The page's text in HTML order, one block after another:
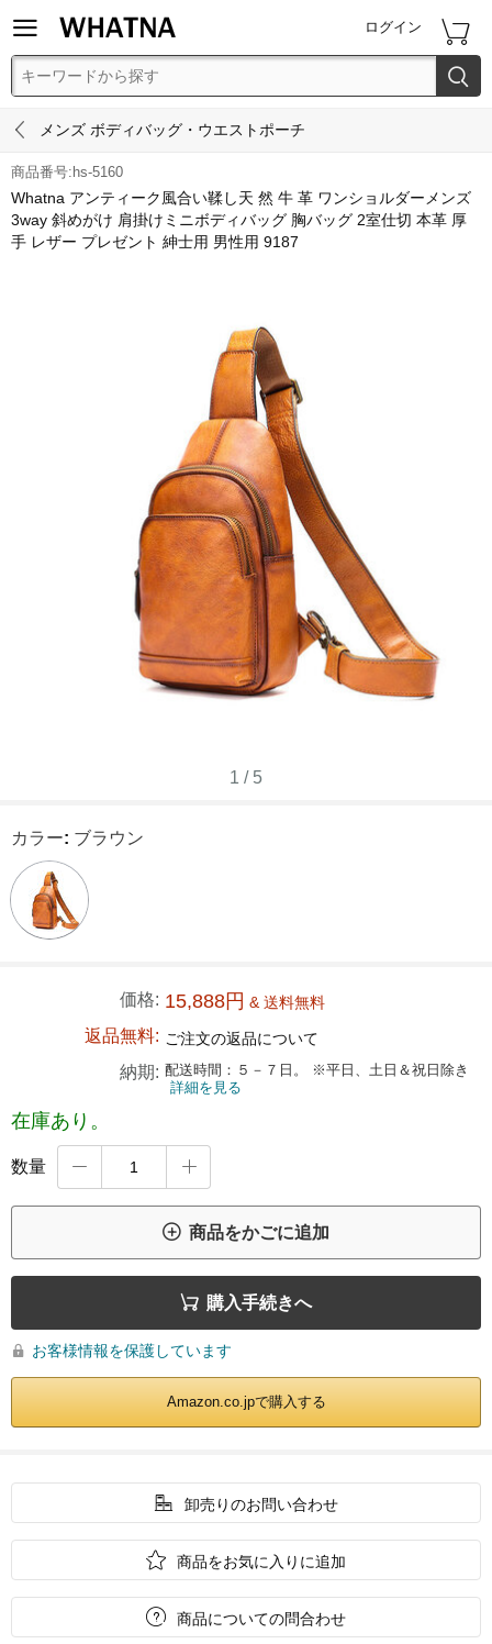
 ログイン 

 メンズ ボディバッグ・ウエストポーチ
商品番号:hs-5160
Whatna アンティーク風合い鞣し天 然 牛 革 ワンショルダーメンズ
3way 斜めがけ 肩掛けミニボディバッグ 胸バッグ 2室仕切 本革 厚
手 レザー プレゼント 紳士用 男性用 9187
1 / 5
カラー: ブラウン
価格: 15,888円 & 送料無料
返品無料: ご注文の返品について
納期: 配送時間：５－７日。 ※平日、土日＆祝日除き
詳細を見る
在庫あり。
数量  
 商品をかごに追加
 購入手続きへ
 お客様情報を保護しています
Amazon.co.jpで購入する
 卸売りのお問い合わせ
 商品をお気に入りに追加
 商品についての問合わせ